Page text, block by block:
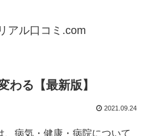
アル口コミ.com
わる【最新版】
2021.09.24
病気・健康・病院について